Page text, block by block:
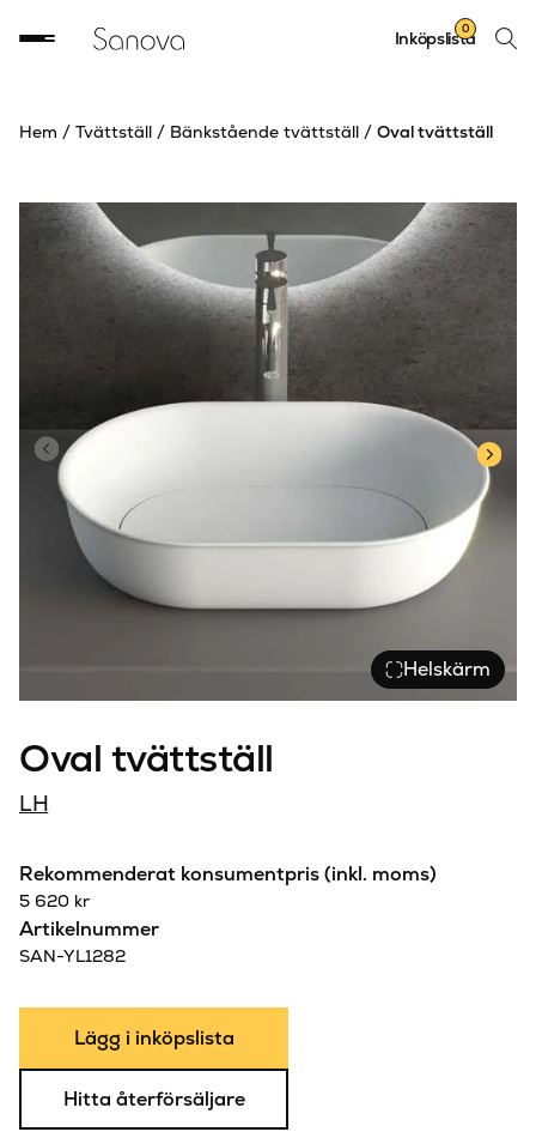
Sök
Inköpslista
0
Hem / Tvättställ / Bänkstående tvättställ / Oval tvättställ
Helskärm
Oval tvättställ
LH
Rekommenderat konsumentpris (inkl. moms)
5 620 kr
Artikelnummer
SAN-YL1282
Lägg i inköpslista
Hitta återförsäljare